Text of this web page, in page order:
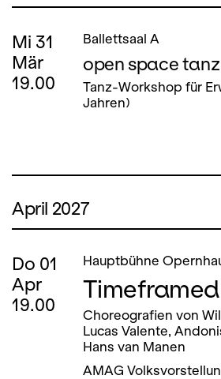
Mi 31
Mär
19.00
Ballettsaal A
open space tanz
Tanz-Workshop für
Jahren)
April 2027
Do 01
Apr
19.00
Hauptbühne
Timeframed
Choreografien von
Lucas Valente,
Hans van Manen
AMAG